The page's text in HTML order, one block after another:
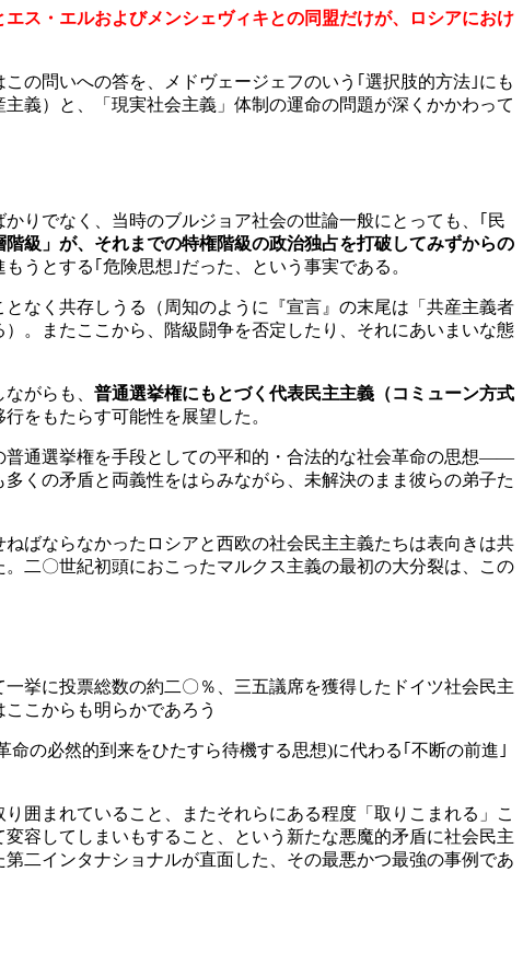
ス・エルおよびメンシェヴィキとの同盟だけが、ロシアにおけ
の問いへの答を、メドヴェージェフのいう｢選択肢的方法｣にも
義）と、「現実社会主義」体制の運命の問題が深くかかわって
りでなく、当時のブルジョア社会の世論一般にとっても、｢民
階級」が、それまでの特権階級の政治独占を打破してみずからの
うとする｢危険思想｣だった、という事実である。
なく共存しうる（周知のように『宣言』の末尾は「共産主義者
。またここから、階級闘争を否定したり、それにあいまいな態
がらも、 普通選挙権にもとづく代表民主主義（コミューン方式
をもたらす可能性を展望した。
通選挙権を手段としての平和的・合法的な社会革命の思想――
くの矛盾と両義性をはらみながら、未解決のまま彼らの弟子た
ばならなかったロシアと西欧の社会民主主義たちは表向きは共
二〇世紀初頭におこったマルクス主義の最初の大分裂は、この
挙に投票総数の約二〇％、三五議席を獲得したドイツ社会民主
ここからも明らかであろう
命の必然的到来をひたすら待機する思想)に代わる｢不断の前進｣
り囲まれていること、またそれらにある程度「取りこまれる」こ
容してしまいもすること、という新たな悪魔的矛盾に社会民主
二インタナショナルが直面した、その最悪かつ最強の事例であ